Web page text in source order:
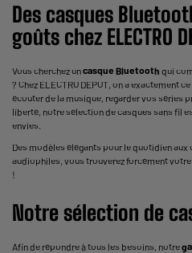
Des casques
goûts chez ELECTRO
Vous cherchez uncasque Bluetooth qui
? Chez ELECTRO DEPOT, on a exactement
écouter de la musique, regarder vos séries
liberté, notre sélection de casques sans fil
envies.
Des modèles élégants pour le quotidien aux
audiophiles, vous trouverez forcément
!
Notre sélection de
Afin de répondre à tous les besoins, notre